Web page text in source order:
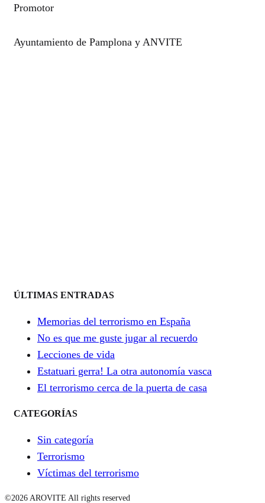
Promotor
Ayuntamiento de Pamplona y ANVITE
ÚLTIMAS ENTRADAS
Memorias del terrorismo en España
No es que me guste jugar al recuerdo
Lecciones de vida
Estatuari gerra! La otra autonomía vasca
El terrorismo cerca de la puerta de casa
CATEGORÍAS
Sin categoría
Terrorismo
Víctimas del terrorismo
©2026 AROVITE All rights reserved